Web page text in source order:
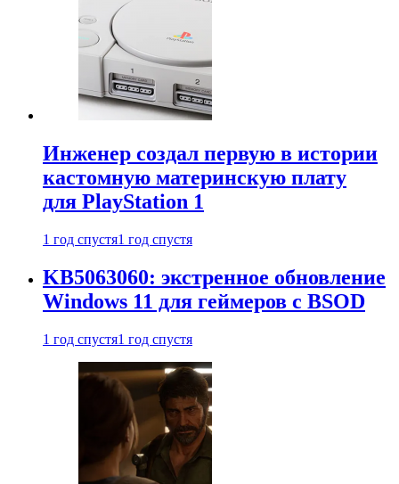
Инженер создал первую в истории
кастомную материнскую плату
для PlayStation 1
1 год спустя1 год спустя
KB5063060: экстренное обновление
Windows 11 для геймеров с BSOD
1 год спустя1 год спустя